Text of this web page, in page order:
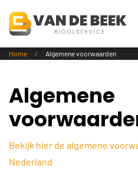
Terug naar hoofdinhoud
Home Algemene voorwaarden
Algemene
Bekijk hier de algemene
Nederland